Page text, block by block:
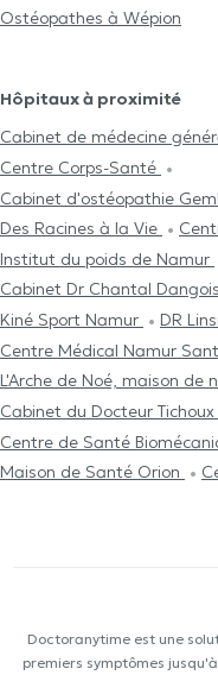
Ostéopathes à Wépion
Hôpitaux à proximité
Cabinet de médecine
Centre Corps-Santé
Cabinet d'ostéopathie
Des Racines à la Vie
Institut du poids de Namur
Cabinet Dr Chantal
Kiné Sport Namur
DR
Centre Médical Namur
L'Arche de Noé, maison de
Cabinet du Docteur Tichoux
Centre de Santé
Maison de Santé Orion
Doctoranytime est une
premiers symptômes